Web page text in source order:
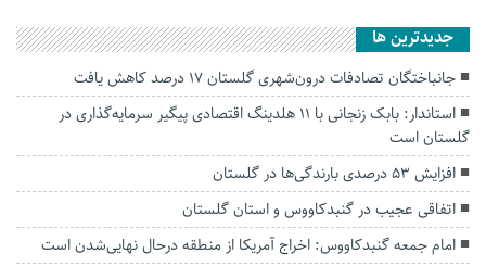
جديدترين ها
جانباختگان تصادفات درون‌شهری گلستان ۱۷ درصد کاهش یافت
استاندار: بابک زنجانی با ۱۱ هلدینگ اقتصادی پیگیر سرمایه‌گذاری در
گلستان است
افزایش ۵۳ درصدی بارندگی‌ها در گلستان
اتفاقی عجیب در‌ گنبدکاووس و استان گلستان
امام جمعه گنبدکاووس: اخراج آمریکا از منطقه درحال نهایی‌شدن است